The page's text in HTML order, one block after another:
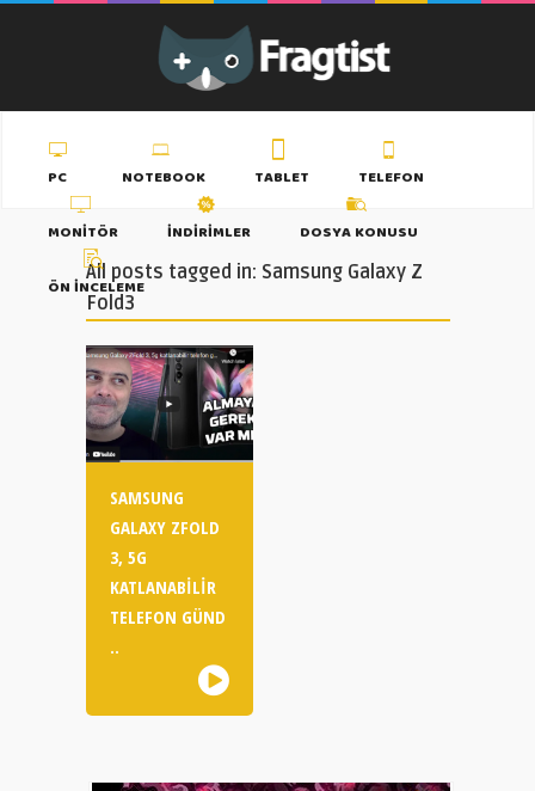
PC NOTEBOOK TABLET
TELEFON
MONITÖR
İNDIRIMLER
DOSYA KONUSU
ÖN İNCELEME
All posts tagged in: Samsung Galaxy Z
Fold3
SAMSUNG
GALAXY ZFOLD
3, 5G
KATLANABILIR
TELEFON GÜND
..